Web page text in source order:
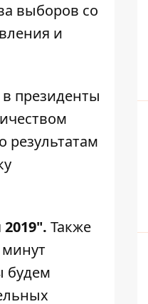
выборов со
и
президенты
результатам
. Также
будем